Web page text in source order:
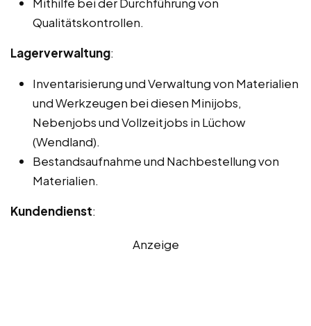
Qualitätskontrollen.
Lagerverwaltung:
Inventarisierung und Verwaltung von Materialien
und Werkzeugen bei diesen Minijobs,
Nebenjobs und Vollzeitjobs in Lüchow
(Wendland).
Bestandsaufnahme und Nachbestellung von
Materialien.
Kundendienst:
Anzeige